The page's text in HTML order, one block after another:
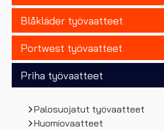
Blåkläder työvaatteet
Portwest työvaatteet
Priha työvaatteet
Palosuojatut työvaatteet
Huomiovaatteet